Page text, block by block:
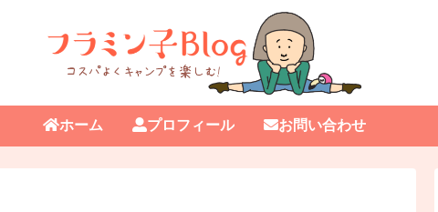
ホーム プロフィール お問い合わせ